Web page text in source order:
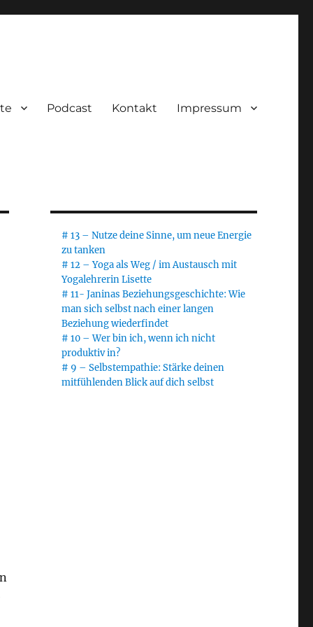
Podcast Kontakt Impressum
# 13 – Nutze deine Sinne, um neue Energie
zu tanken
# 12 – Yoga als Weg / im Austausch mit
Yogalehrerin Lisette
# 11- Janinas Beziehungsgeschichte: Wie
man sich selbst nach einer langen
Beziehung wiederfindet
# 10 – Wer bin ich, wenn ich nicht
produktiv in?
# 9 – Selbstempathie: Stärke deinen
mitfühlenden Blick auf dich selbst